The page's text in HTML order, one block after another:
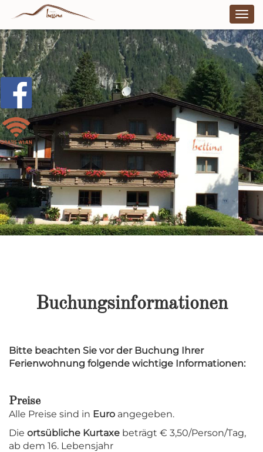
Buchungsinformationen
Bitte beachten Sie vor der Buchung Ihrer
Ferienwohnung folgende wichtige Informationen:
Preise
Alle Preise sind in Euro angegeben.
Die ortsübliche Kurtaxe beträgt € 3,50/Person/Tag,
ab dem 16. Lebensjahr